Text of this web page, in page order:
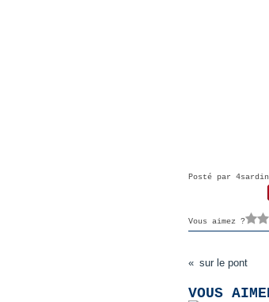
Posté par
Vous aimez ?
sur le pont
VOUS